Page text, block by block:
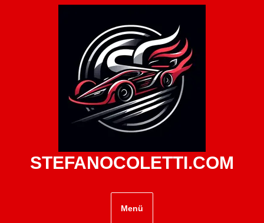
STEFANOCOLETTI.COM
Menü